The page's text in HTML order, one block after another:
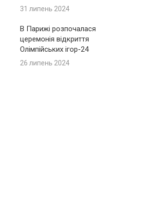
31 липень 2024
В Парижі розпочалася
церемонія відкриття
Олімпійських ігор-24
26 липень 2024